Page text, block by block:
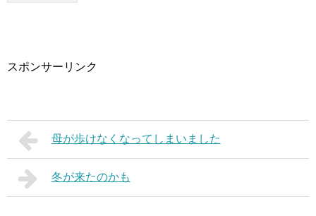
スポンサーリンク
母が歩けなくなってしまいました
冬が来たのかも